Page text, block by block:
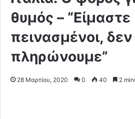
θυμός – “Είμαστε
πεινασμένοι, δεν
πληρώνουμε”
28 Μαρτίου, 2020 0 40 2